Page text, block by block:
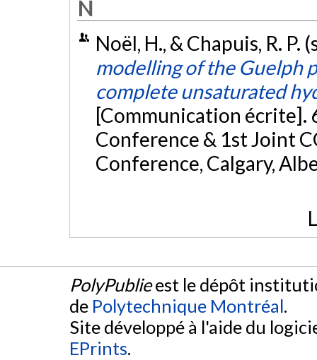
N
Noël, H., & Chapuis, R.
modelling of the Guelph
complete unsaturated
[Communication écrite].
Conference & 1st Joint
Conference, Calgary,
PolyPublieest le dépôt
de Polytechnique Montréal.
Site développé à l'aide du
EPrints.